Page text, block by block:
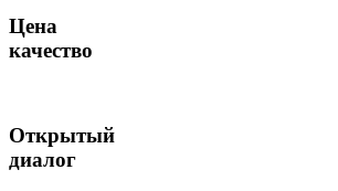
Цена
качество
Открытый
диалог